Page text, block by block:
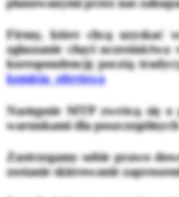
planowanymi przez nas
Firmy, które chcą uzyskać
zgłaszanie chęci
korespondencję pocztą
komisja_ofertowa
Następnie MTP zwrócą się o
warunkami dla
Zastrzegamy sobie prawo
zostanie skierowanie